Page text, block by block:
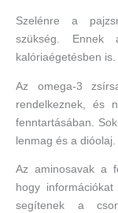
Szelénre a
szükség.
kalóriaégetésben
Az omega-3
rendelkeznek, és
fenntartásában.
lenmag és a dióolaj.
Az aminosavak a
hogy
segítenek a